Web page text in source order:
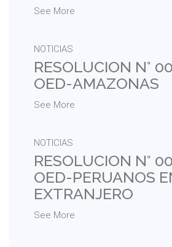
See More
NOTICIAS
RESOLUCION N°
OED-AMAZONAS
See More
NOTICIAS
RESOLUCION N°
OED-PERUANOS
EXTRANJERO
See More